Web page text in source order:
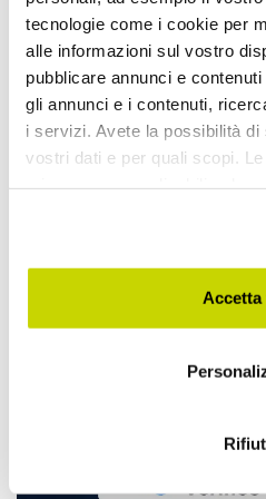
tecnologie come i cookie per
alle informazioni sul vostro
pubblicare annunci e
gli annunci e i contenuti,
i servizi. Avete la possibilità
vostri dati e per quali scopi.
modificare o revocare il
momento dalla Dichiarazione
sull'icona di attivazione della
raccogliere
Identificare il tuo
Accetta
Offre à durée
ratez